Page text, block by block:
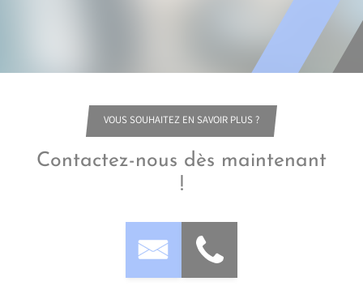
VOUS SOUHAITEZ EN SAVOIR PLUS ?
Contactez-nous dès maintenant
!